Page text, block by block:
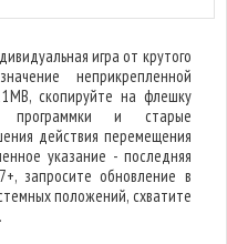
игра от крутого
неприкрепленной
скопируйте на флешку
программки и старые
действия перемещения
указание - последняя
запросите обновление в
положений, схватите